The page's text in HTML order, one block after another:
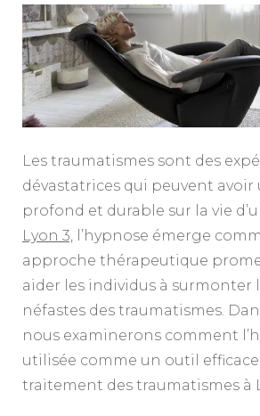
Les traumatismes sont des
dévastatrices qui peuvent
profond et durable sur la vie
Lyon 3, l’hypnose émerge
approche thérapeutique
aider les individus à surmonter
néfastes des traumatismes.
nous examinerons comment
utilisée comme un outil
traitement des traumatismes à